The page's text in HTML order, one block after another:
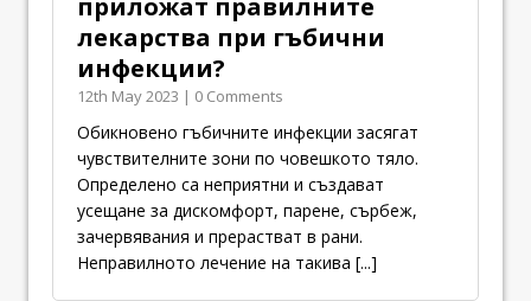
приложат правилните
лекарства при гъбични
инфекции?
12th May 2023 | 0 Comments
Обикновено гъбичните инфекции засягат
чувствителните зони по човешкото тяло.
Определено са неприятни и създават
усещане за дискомфорт, парене, сърбеж,
зачервявания и прерастват в рани.
Неправилното лечение на такива [...]